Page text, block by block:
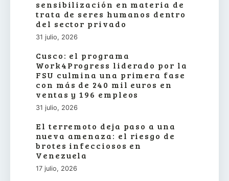
sensibilización en materia de
trata de seres humanos dentro
del sector privado
31 julio, 2026
Cusco: el programa
Work4Progress liderado por la
FSU culmina una primera fase
con más de 240 mil euros en
ventas y 196 empleos
31 julio, 2026
El terremoto deja paso a una
nueva amenaza: el riesgo de
brotes infecciosos en
Venezuela
17 julio, 2026